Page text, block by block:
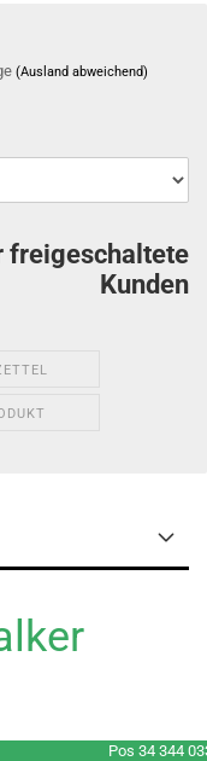
(Ausland abweichend)
freigeschaltete
Kunden
Pos 34 344